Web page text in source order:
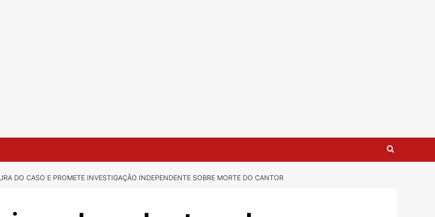
DO CASO E PROMETE INVESTIGAÇÃO INDEPENDENTE SOBRE MORTE DO CANTOR